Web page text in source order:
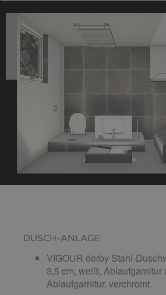
DUSCH-ANLAGE
VIGOUR derby Stahl-
3,5 cm, weiß, Ablaufgarnitur
Ablaufgarnitur, verchromt